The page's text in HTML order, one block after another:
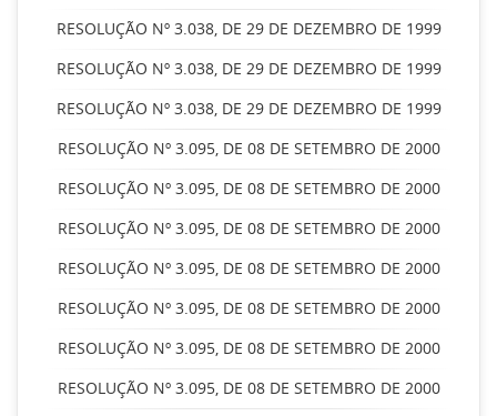
RESOLUÇÃO Nº 3.038, DE 29 DE DEZEMBRO DE 1999
RESOLUÇÃO Nº 3.038, DE 29 DE DEZEMBRO DE 1999
RESOLUÇÃO Nº 3.038, DE 29 DE DEZEMBRO DE 1999
RESOLUÇÃO Nº 3.095, DE 08 DE SETEMBRO DE 2000
RESOLUÇÃO Nº 3.095, DE 08 DE SETEMBRO DE 2000
RESOLUÇÃO Nº 3.095, DE 08 DE SETEMBRO DE 2000
RESOLUÇÃO Nº 3.095, DE 08 DE SETEMBRO DE 2000
RESOLUÇÃO Nº 3.095, DE 08 DE SETEMBRO DE 2000
RESOLUÇÃO Nº 3.095, DE 08 DE SETEMBRO DE 2000
RESOLUÇÃO Nº 3.095, DE 08 DE SETEMBRO DE 2000